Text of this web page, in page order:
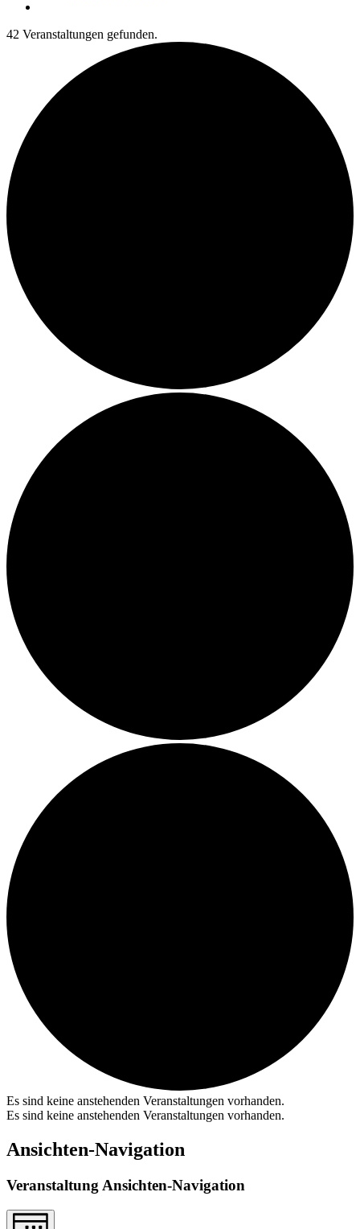
42 Veranstaltungen gefunden.
Es sind keine anstehenden Veranstaltungen vorhanden.
Es sind keine anstehenden Veranstaltungen vorhanden.
Ansichten-Navigation
Veranstaltung Ansichten-Navigation